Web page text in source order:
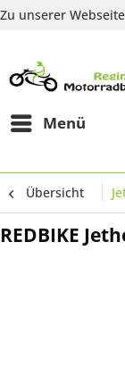
Zu unserer
Menü
Übersicht
REDBIKE